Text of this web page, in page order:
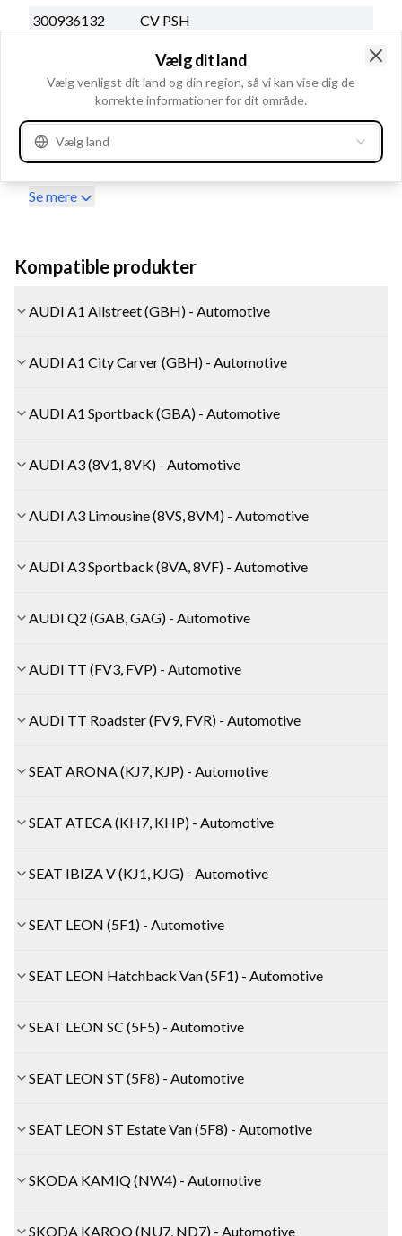
300936132
CV PSH
4380000190
DENSO
4380000191
DENSO
4380000192
4380000193
DENSO
Se mere
Kompatible produkter
AUDI A1 Allstreet (GBH) - Automotive
AUDI A1 City Carver (GBH) - Automotive
AUDI A1 Sportback (GBA) - Automotive
AUDI A3 (8V1, 8VK) - Automotive
AUDI A3 Limousine (8VS, 8VM) - Automotive
AUDI A3 Sportback (8VA, 8VF) - Automotive
AUDI Q2 (GAB, GAG) - Automotive
AUDI TT (FV3, FVP) - Automotive
AUDI TT Roadster (FV9, FVR) - Automotive
SEAT ARONA (KJ7, KJP) - Automotive
SEAT ATECA (KH7, KHP) - Automotive
SEAT IBIZA V (KJ1, KJG) - Automotive
SEAT LEON (5F1) - Automotive
SEAT LEON Hatchback Van (5F1) - Automotive
SEAT LEON SC (5F5) - Automotive
SEAT LEON ST (5F8) - Automotive
SEAT LEON ST Estate Van (5F8) - Automotive
SKODA KAMIQ (NW4) - Automotive
SKODA KAROQ (NU7, ND7) - Automotive
Vælg dit land
Vælg venligst dit land og din region, så vi kan vise dig de
korrekte informationer for dit område.
Vælg land